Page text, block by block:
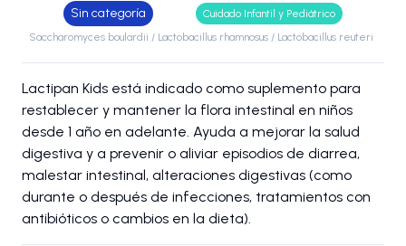
Sin categoría
Cuidado Infantil y Pediátrico
Saccharomyces boulardii / Lactobacillus rhamnosus / Lactobacillus reuteri
Lactipan Kids está indicado como suplemento para
restablecer y mantener la flora intestinal en niños
desde 1 año en adelante. Ayuda a mejorar la salud
digestiva y a prevenir o aliviar episodios de diarrea,
malestar intestinal, alteraciones digestivas (como
durante o después de infecciones, tratamientos con
antibióticos o cambios en la dieta).